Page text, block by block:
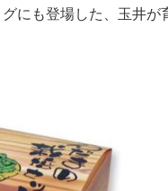
にも登場した、玉井